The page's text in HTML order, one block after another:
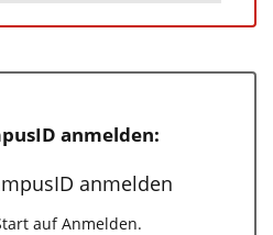
anmelden:
anmelden
auf Anmelden.